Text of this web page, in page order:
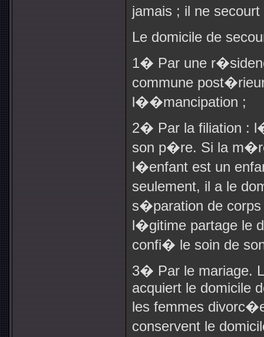
jamais ; il ne
Le domicile de
1� Par une
commune
l��mancipation ;
2� Par la filiation :
son p�re. Si la
l�enfant est un
seulement, il a le
s�paration de
l�gitime partage
confi� le soin de
3� Par le mariage.
acquiert le domicile
les femmes
conservent le